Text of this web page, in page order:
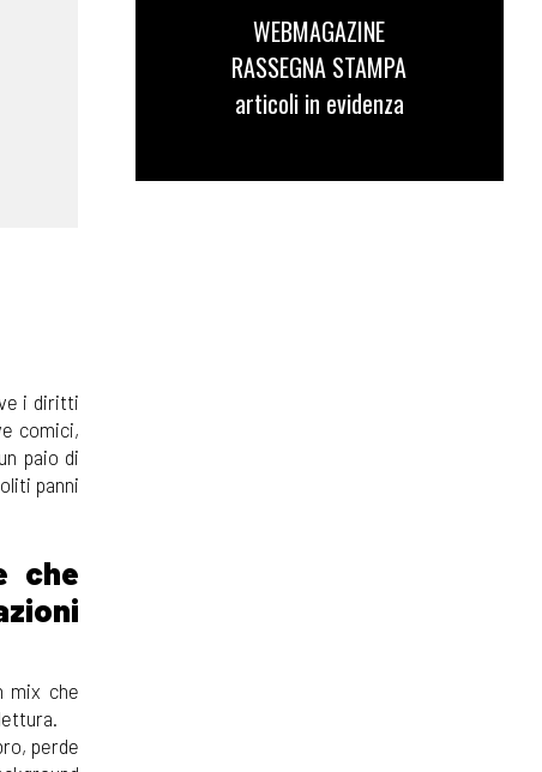
i diritti
comici,
paio di
panni
che
mix che
perde
WEBMAGAZINE
RASSEGNA STAMPA
articoli in evidenza